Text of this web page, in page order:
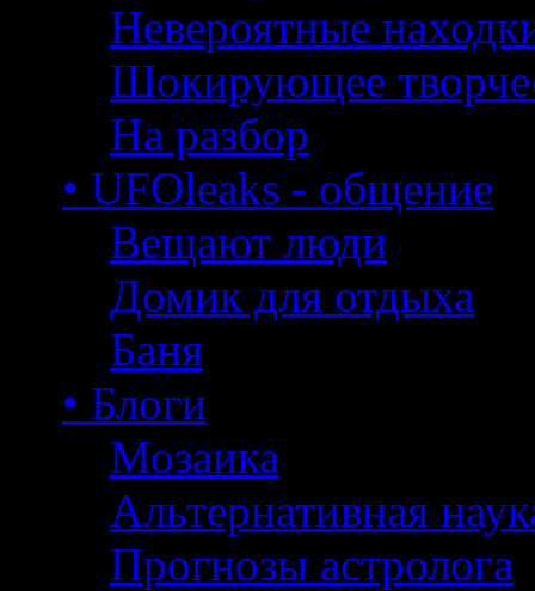
Невероятные
Шокирующее
На разбор
• UFOleaks - общение
Вещают люди
Домик для отдыха
Баня
• Блоги
Мозаика
Альтернативная
Прогнозы астролога